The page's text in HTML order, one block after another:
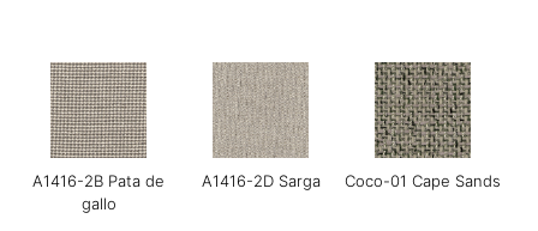
A1416-2B Pata de
gallo
A1416-2D Sarga Coco-01 Cape Sands